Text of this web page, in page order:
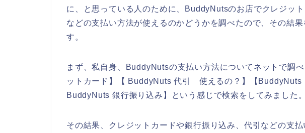
に、と思っている人のために、BuddyNutsのお店でクレジット
などの支払い方法が使えるのかどうかを調べたので、その結
す。
まず、私自身、BuddyNutsの支払い方法についてネットで調
ットカード】【 BuddyNuts 代引 使えるの？】【BuddyNuts
BuddyNuts 銀行振り込み】という感じで検索をしてみました。
その結果、クレジットカードや銀行振り込み、代引などの支